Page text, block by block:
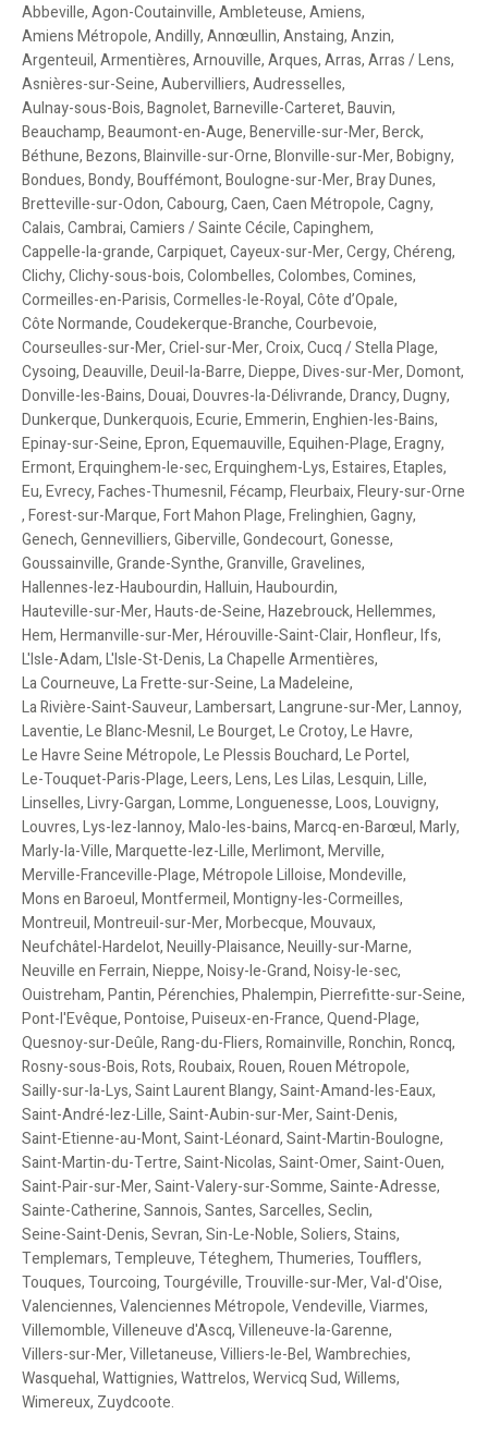
Abbeville,Agon-Coutainville,Ambleteuse,Amiens,
Amiens Métropole,Andilly,Annœullin,Anstaing,Anzin,
Argenteuil,Armentières,Arnouville,Arques,Arras,Arras / Lens,
Asnières-sur-Seine,Aubervilliers,Audresselles,
Aulnay-sous-Bois,Bagnolet,Barneville-Carteret,Bauvin,
Beauchamp,Beaumont-en-Auge,Benerville-sur-Mer,Berck,
Béthune,Bezons,Blainville-sur-Orne,Blonville-sur-Mer,Bobigny,
Bondues,Bondy,Bouffémont,Boulogne-sur-Mer,Bray Dunes,
Bretteville-sur-Odon,Cabourg,Caen,Caen Métropole,Cagny,
Calais,Cambrai,Camiers / Sainte Cécile,Capinghem,
Cappelle-la-grande,Carpiquet,Cayeux-sur-Mer,Cergy,Chéreng,
Clichy,Clichy-sous-bois,Colombelles,Colombes,Comines,
Cormeilles-en-Parisis,Cormelles-le-Royal,Côte d’Opale,
Côte Normande,Coudekerque-Branche,Courbevoie,
Courseulles-sur-Mer,Criel-sur-Mer,Croix,Cucq / Stella Plage,
Cysoing,Deauville,Deuil-la-Barre,Dieppe,Dives-sur-Mer,Domont,
Donville-les-Bains,Douai,Douvres-la-Délivrande,Drancy,Dugny,
Dunkerque,Dunkerquois,Ecurie,Emmerin,Enghien-les-Bains,
Epinay-sur-Seine,Epron,Equemauville,Equihen-Plage,Eragny,
Ermont,Erquinghem-le-sec,Erquinghem-Lys,Estaires,Etaples,
Eu,Evrecy,Faches-Thumesnil,Fécamp,Fleurbaix,Fleury-sur-Orne
,Forest-sur-Marque,Fort Mahon Plage,Frelinghien,Gagny,
Genech,Gennevilliers,Giberville,Gondecourt,Gonesse,
Goussainville,Grande-Synthe,Granville,Gravelines,
Hallennes-lez-Haubourdin,Halluin,Haubourdin,
Hauteville-sur-Mer,Hauts-de-Seine,Hazebrouck,Hellemmes,
Hem,Hermanville-sur-Mer,Hérouville-Saint-Clair,Honfleur,Ifs,
L'Isle-Adam,L'Isle-St-Denis,La Chapelle Armentières,
La Courneuve,La Frette-sur-Seine,La Madeleine,
La Rivière-Saint-Sauveur,Lambersart,Langrune-sur-Mer,Lannoy,
Laventie,Le Blanc-Mesnil,Le Bourget,Le Crotoy,Le Havre,
Le Havre Seine Métropole,Le Plessis Bouchard,Le Portel,
Le-Touquet-Paris-Plage,Leers,Lens,Les Lilas,Lesquin,Lille,
Linselles,Livry-Gargan,Lomme,Longuenesse,Loos,Louvigny,
Louvres,Lys-lez-lannoy,Malo-les-bains,Marcq-en-Barœul,Marly,
Marly-la-Ville,Marquette-lez-Lille,Merlimont,Merville,
Merville-Franceville-Plage,Métropole Lilloise,Mondeville,
Mons en Baroeul,Montfermeil,Montigny-les-Cormeilles,
Montreuil,Montreuil-sur-Mer,Morbecque,Mouvaux,
Neufchâtel-Hardelot,Neuilly-Plaisance,Neuilly-sur-Marne,
Neuville en Ferrain,Nieppe,Noisy-le-Grand,Noisy-le-sec,
Ouistreham,Pantin,Pérenchies,Phalempin,Pierrefitte-sur-Seine,
Pont-l'Evêque,Pontoise,Puiseux-en-France,Quend-Plage,
Quesnoy-sur-Deûle,Rang-du-Fliers,Romainville,Ronchin,Roncq,
Rosny-sous-Bois,Rots,Roubaix,Rouen,Rouen Métropole,
Sailly-sur-la-Lys,Saint Laurent Blangy,Saint-Amand-les-Eaux,
Saint-André-lez-Lille,Saint-Aubin-sur-Mer,Saint-Denis,
Saint-Etienne-au-Mont,Saint-Léonard,Saint-Martin-Boulogne,
Saint-Martin-du-Tertre,Saint-Nicolas,Saint-Omer,Saint-Ouen,
Saint-Pair-sur-Mer,Saint-Valery-sur-Somme,Sainte-Adresse,
Sainte-Catherine,Sannois,Santes,Sarcelles,Seclin,
Seine-Saint-Denis,Sevran,Sin-Le-Noble,Soliers,Stains,
Templemars,Templeuve,Téteghem,Thumeries,Toufflers,
Touques,Tourcoing,Tourgéville,Trouville-sur-Mer,Val-d'Oise,
Valenciennes,Valenciennes Métropole,Vendeville,Viarmes,
Villemomble,Villeneuve d'Ascq,Villeneuve-la-Garenne,
Villers-sur-Mer,Villetaneuse,Villiers-le-Bel,Wambrechies,
Wasquehal,Wattignies,Wattrelos,Wervicq Sud,Willems,
Wimereux, Zuydcoote.